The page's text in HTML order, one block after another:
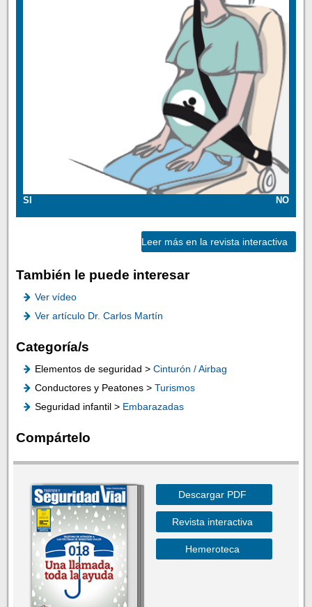
SI NO
Leer más en la revista interactiva
También le puede interesar
Ver vídeo
Ver artículo Dr. Carlos Martín
Categoría/s
Elementos de seguridad > Cinturón / Airbag
Conductores y Peatones > Turismos
Seguridad infantil > Embarazadas
Compártelo
Descargar PDF
Revista interactiva
Hemeroteca